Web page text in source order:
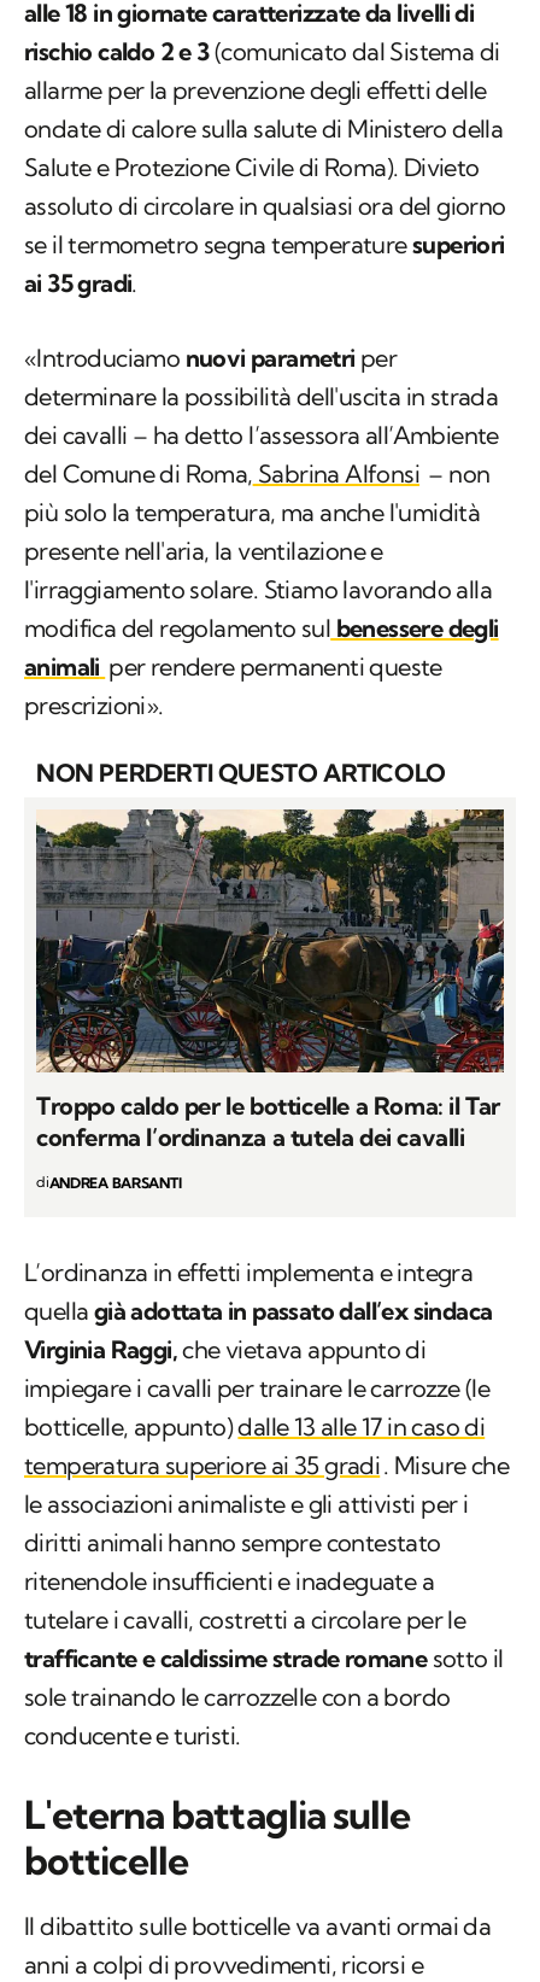
alle 18 in giornate caratterizzate da livelli di
rischio caldo 2 e 3(comunicato dal Sistema di
allarme per la prevenzione degli effetti delle
ondate di calore sulla salute di Ministero della
Salute e Protezione Civile di Roma). Divieto
assoluto di circolare in qualsiasi ora del giorno
se il termometro segna temperaturesuperiori
ai 35 gradi.
«Introduciamo nuovi parametri per
determinare la possibilità dell'uscita in strada
dei cavalli – ha detto l’assessora all’Ambiente
del Comune di Roma, Sabrina Alfonsi – non
più solo la temperatura, ma anche l'umidità
presente nell'aria, la ventilazione e
l'irraggiamento solare. Stiamo lavorando alla
modifica del regolamento sul benessere degli
animali per rendere permanenti queste
prescrizioni».
NON PERDERTI QUESTO ARTICOLO
Troppo caldo per le botticelle a Roma: il Tar
conferma l’ordinanza a tutela dei cavalli
diANDREA BARSANTI
L’ordinanza in effetti implementa e integra
quella già adottata in passato dall’ex sindaca
Virginia Raggi,che vietava appunto di
impiegare i cavalli per trainare le carrozze (le
botticelle, appunto)dalle 13 alle 17 in caso di
temperatura superiore ai 35 gradi. Misure che
le associazioni animaliste e gli attivisti per i
diritti animali hanno sempre contestato
ritenendole insufficienti e inadeguate a
tutelare i cavalli, costretti a circolare per le
trafficante e caldissime strade romanesotto il
sole trainando le carrozzelle con a bordo
conducente e turisti.
L'eterna battaglia sulle
botticelle
Il dibattito sulle botticelle va avanti ormai da
anni a colpi di provvedimenti, ricorsi e